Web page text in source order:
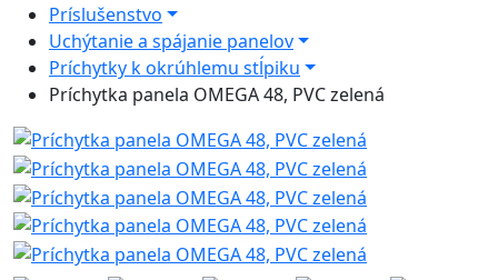
Príslušenstvo
Uchýtanie a spájanie panelov
Príchytky k okrúhlemu stĺpiku
Príchytka panela OMEGA 48, PVC zelená